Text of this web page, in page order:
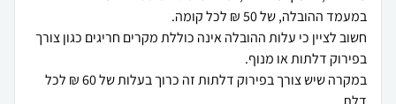
חשוב לציין כי עלות ההובלה אינה כוללת מקרים חריגים כגון צורך
במקרה שיש צורך בפירוק דלתות זה כרוך בעלות של 60 ₪ לכל